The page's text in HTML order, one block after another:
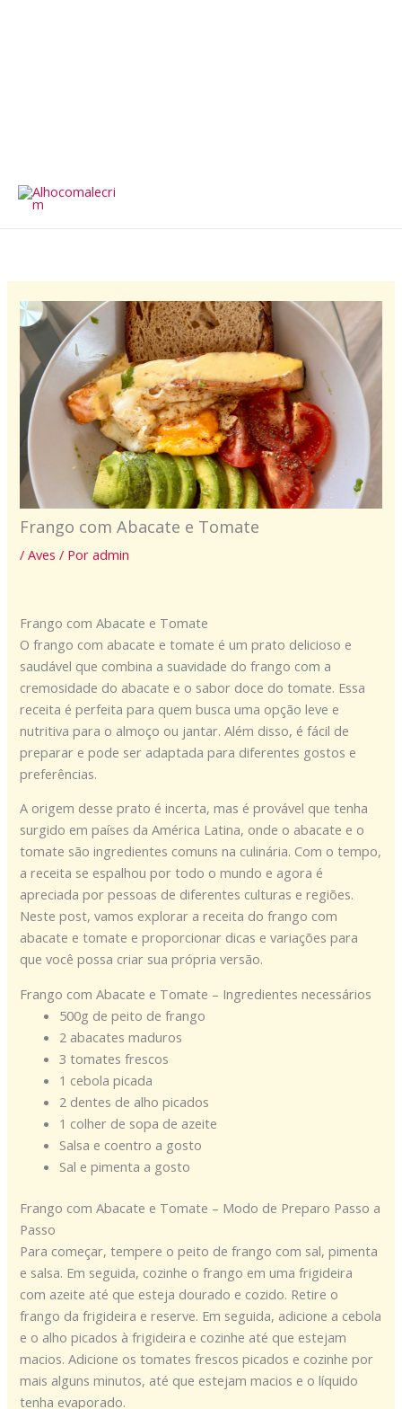
Frango com Abacate e Tomate
/Aves / Poradmin
Frango com Abacate e Tomate
O frango com abacate e tomate é um prato delicioso e
saudável que combina a suavidade do frango com a
cremosidade do abacate e o sabor doce do tomate. Essa
receita é perfeita para quem busca uma opção leve e
nutritiva para o almoço ou jantar. Além disso, é fácil de
preparar e pode ser adaptada para diferentes gostos e
preferências.
A origem desse prato é incerta, mas é provável que tenha
surgido em países da América Latina, onde o abacate e o
tomate são ingredientes comuns na culinária. Com o tempo,
a receita se espalhou por todo o mundo e agora é
apreciada por pessoas de diferentes culturas e regiões.
Neste post, vamos explorar a receita do frango com
abacate e tomate e proporcionar dicas e variações para
que você possa criar sua própria versão.
Frango com Abacate e Tomate – Ingredientes necessários
500g de peito de frango
2 abacates maduros
3 tomates frescos
1 cebola picada
2 dentes de alho picados
1 colher de sopa de azeite
Salsa e coentro a gosto
Sal e pimenta a gosto
Frango com Abacate e Tomate – Modo de Preparo Passo a
Passo
Para começar, tempere o peito de frango com sal, pimenta
e salsa. Em seguida, cozinhe o frango em uma frigideira
com azeite até que esteja dourado e cozido. Retire o
frango da frigideira e reserve. Em seguida, adicione a cebola
e o alho picados à frigideira e cozinhe até que estejam
macios. Adicione os tomates frescos picados e cozinhe por
mais alguns minutos, até que estejam macios e o líquido
tenha evaporado.